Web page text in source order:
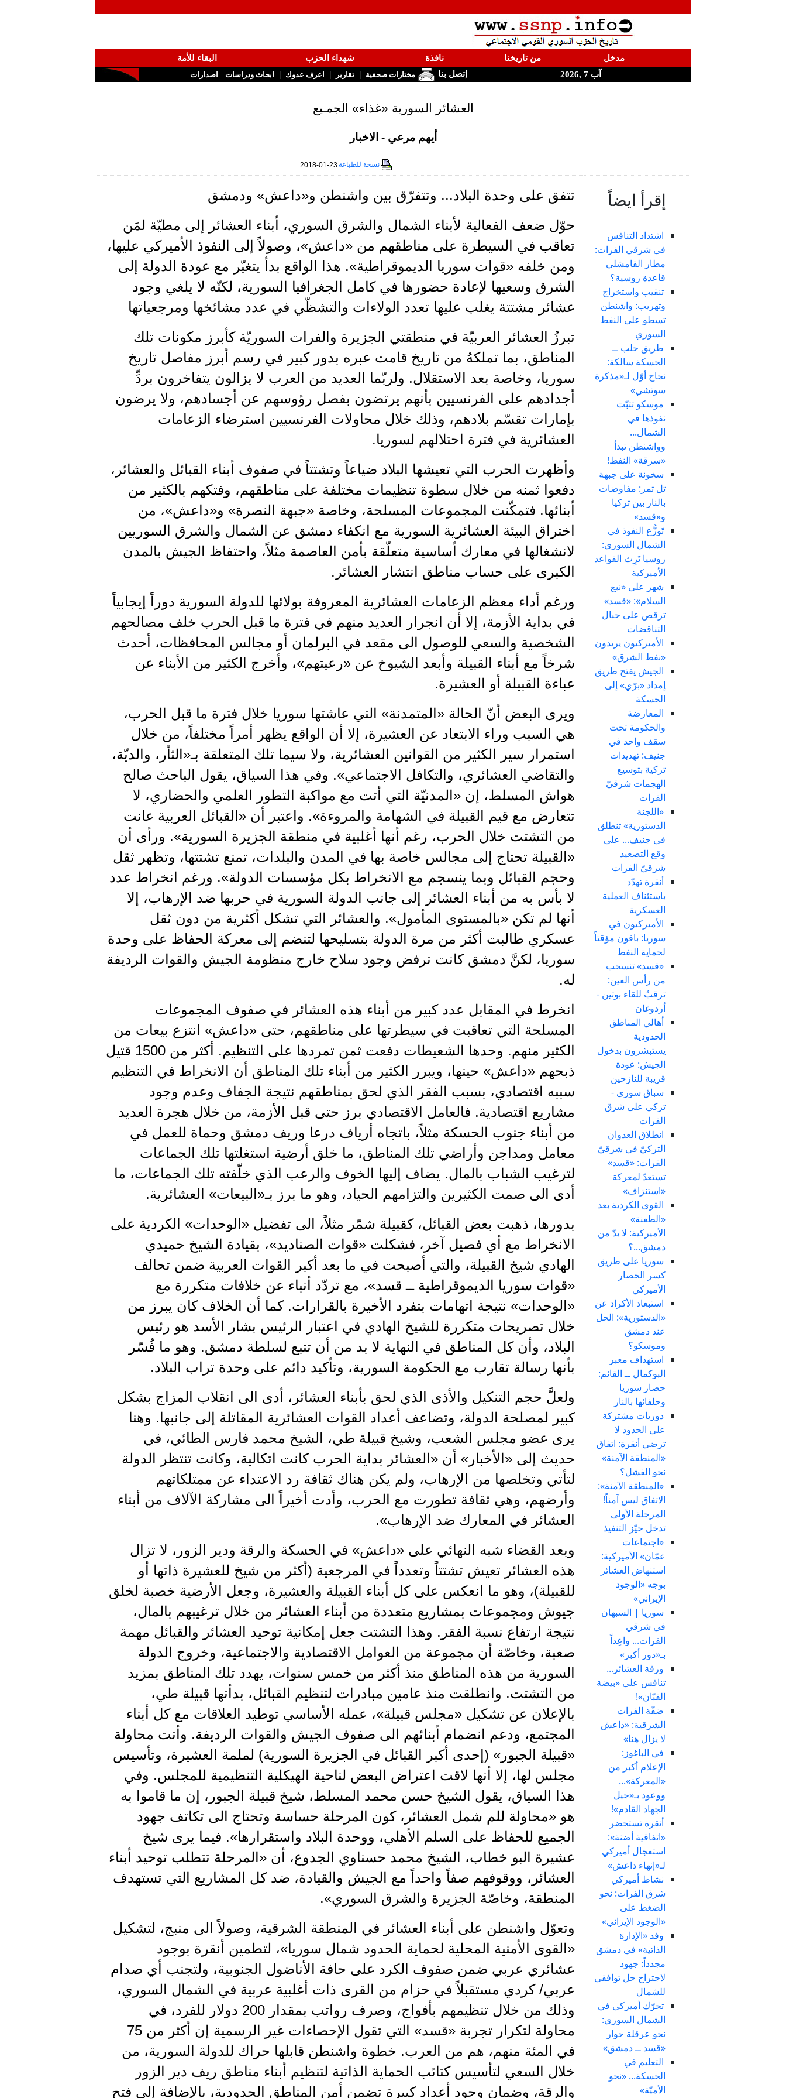
مدخل من تاريخنا نافذة شهداء الحزب
البقاء للأمة
آب 7 ,2026
إتصل بنا مختارات صحفية | تقارير | اعرف عدوك | ابحاث ودراسات اصدارات
العشائر السورية «غذاء» الجمـيع
أيهم مرعي - الاخبار
نسخة للطباعة2018-01-23
إقرأ ايضاً
اشتداد التنافس
في شرقي الفرات:
مطار القامشلي
قاعدة روسية؟
تنقيب واستخراج
وتهريب: واشنطن
تسطو على النفط
السوري
طريق حلب ــ
الحسكة سالكة:
نجاح أوّل لـ«مذكرة
سوتشي»
موسكو تثبّت
نفوذها في
الشمال...
وواشنطن تبدأ
«سرقة» النفط!
سخونة على جبهة
تل تمر: مفاوضات
بالنار بين تركيا
و«قسد»
تَوزُّع النفوذ في
الشمال السوري:
روسيا تَرِث القواعد
الأميركية
شهر على «نبع
السلام»: «قسد»
ترقص على حبال
التناقضات
الأميركيون يريدون
«نفط الشرق»
الجيش يفتح طريق
إمداد «برّي» إلى
الحسكة
المعارضة
والحكومة تحت
سقف واحد في
جنيف: تهديدات
تركية بتوسيع
الهجمات شرقيّ
الفرات
«اللجنة
الدستورية» تنطلق
في جنيف... على
وقع التصعيد
شرقيّ الفرات
أنقرة تهدّد
باستئناف العملية
العسكرية
الأميركيون في
سوريا: باقون مؤقتاً
لحماية النفط
«قسد» تنسحب
من رأس العين:
ترقبٌ للقاء بوتين -
أردوغان
أهالي المناطق
الحدودية
يستبشرون بدخول
الجيش: عودة
قريبة للنازحين
سباق سوري -
تركي على شرق
الفرات
انطلاق العدوان
التركيّ في شرقيّ
الفرات: «قسد»
تستعدّ لمعركة
«استنزاف»
القوى الكردية بعد
«الطعنة»
الأميركية: لا بدّ من
دمشق...؟
سوريا على طريق
كسر الحصار
الأميركي
استبعاد الأكراد عن
«الدستورية»: الحل
عند دمشق
وموسكو؟
استهداف معبر
البوكمال ــ القائم:
حصار سوريا
وحلفائها بالنار
دوريات مشتركة
على الحدود لا
ترضي أنقرة: اتفاق
«المنطقة الآمنة»
نحو الفشل؟
«المنطقة الآمنة»:
الاتفاق ليس آمناً!
المرحلة الأولى
تدخل حيّز التنفيذ
«اجتماعات
عمّان» الأميركية:
استنهاض العشائر
بوجه «الوجود
الإيراني»
سوريا | السبهان
في شرقي
الفرات... واعِداً
بـ«دور أكبر»
ورقة العشائر...
تنافس على «بيضة
القبّان»!
ضفّة الفرات
الشرقية: «داعش
لا يزال هنا»
في الباغوز:
الإعلام أكبر من
«المعركة»...
ووعود بـ«جيل
الجهاد القادم»!
أنقرة تستحضر
«اتفاقية أضنة»:
استعجال أميركي
لـ«إنهاء داعش»
نشاط أميركي
شرق الفرات: نحو
الضغط على
«الوجود الإيراني»
وفد «الإدارة
الذاتية» في دمشق
مجدداً: جهود
لاجتراح حل توافقي
للشمال
تحرّك أميركي في
الشمال السوري:
نحو عرقلة حوار
«قسد ــ دمشق»
التعليم في
الحسكة... «نحو
الأميّة»
تتفق على وحدة البلاد... وتتفرّق بين واشنطن و«داعش» ودمشق
حوّل ضعف الفعالية لأبناء الشمال والشرق السوري، أبناء العشائر إلى مطيّة لمَن
تعاقب في السيطرة على مناطقهم من «داعش»، وصولاً إلى النفوذ الأميركي عليها،
ومن خلفه «قوات سوريا الديموقراطية». هذا الواقع بدأ يتغيّر مع عودة الدولة إلى
الشرق وسعيها لإعادة حضورها في كامل الجغرافيا السورية، لكنّه لا يلغي وجود
عشائر مشتتة يغلب عليها تعدد الولاءات والتشظّي في عدد مشائخها ومرجعياتها
تبرزُ العشائر العربيّة في منطقتي الجزيرة والفرات السوريّة كأبرز مكونات تلك
المناطق، بما تملكهُ من تاريخ قامت عبره بدور كبير في رسم أبرز مفاصل تاريخ
سوريا، وخاصة بعد الاستقلال. ولربّما العديد من العرب لا يزالون يتفاخرون بردِّ
أجدادهم على الفرنسيين بأنهم يرتضون بفصل رؤوسهم عن أجسادهم، ولا يرضون
بإمارات تقسّم بلادهم، وذلك خلال محاولات الفرنسيين استرضاء الزعامات
العشائرية في فترة احتلالهم لسوريا.
وأظهرت الحرب التي تعيشها البلاد ضياعاً وتشتتاً في صفوف أبناء القبائل والعشائر،
دفعوا ثمنه من خلال سطوة تنظيمات مختلفة على مناطقهم، وفتكهم بالكثير من
أبنائها. فتمكّنت المجموعات المسلحة، وخاصة «جبهة النصرة» و«داعش»، من
اختراق البيئة العشائرية السورية مع انكفاء دمشق عن الشمال والشرق السوريين
لانشغالها في معارك أساسية متعلّقة بأمن العاصمة مثلاً، واحتفاظ الجيش بالمدن
الكبرى على حساب مناطق انتشار العشائر.
ورغم أداء معظم الزعامات العشائرية المعروفة بولائها للدولة السورية دوراً إيجابياً
في بداية الأزمة، إلا أن انجرار العديد منهم في فترة ما قبل الحرب خلف مصالحهم
الشخصية والسعي للوصول الى مقعد في البرلمان أو مجالس المحافظات، أحدث
شرخاً مع أبناء القبيلة وأبعد الشيوخ عن «رعيتهم»، وأخرج الكثير من الأبناء عن
عباءة القبيلة أو العشيرة.
ويرى البعض أنّ الحالة «المتمدنة» التي عاشتها سوريا خلال فترة ما قبل الحرب،
هي السبب وراء الابتعاد عن العشيرة، إلا أن الواقع يظهر أمراً مختلفاً، من خلال
استمرار سير الكثير من القوانين العشائرية، ولا سيما تلك المتعلقة بـ«الثأر، والديّة،
والتقاضي العشائري، والتكافل الاجتماعي». وفي هذا السياق، يقول الباحث صالح
هواش المسلط، إن «المدنيّة التي أتت مع مواكبة التطور العلمي والحضاري، لا
تتعارض مع قيم القبيلة في الشهامة والمروءة». واعتبر أن «القبائل العربية عانت
من التشتت خلال الحرب، رغم أنها أغلبية في منطقة الجزيرة السورية». ورأى أن
«القبيلة تحتاج إلى مجالس خاصة بها في المدن والبلدات، تمنع تشتتها، وتظهر ثقل
وحجم القبائل وبما ينسجم مع الانخراط بكل مؤسسات الدولة». ورغم انخراط عدد
لا بأس به من أبناء العشائر إلى جانب الدولة السورية في حربها ضد الإرهاب، إلا
أنها لم تكن «بالمستوى المأمول». والعشائر التي تشكل أكثرية من دون ثقل
عسكري طالبت أكثر من مرة الدولة بتسليحها لتنضم إلى معركة الحفاظ على وحدة
سوريا، لكنَّ دمشق كانت ترفض وجود سلاح خارج منظومة الجيش والقوات الرديفة
له.
انخرط في المقابل عدد كبير من أبناء هذه العشائر في صفوف المجموعات
المسلحة التي تعاقبت في سيطرتها على مناطقهم، حتى «داعش» انتزع بيعات من
الكثير منهم. وحدها الشعيطات دفعت ثمن تمردها على التنظيم. أكثر من 1500 قتيل
ذبحهم «داعش» حينها، ويبرر الكثير من أبناء تلك المناطق أن الانخراط في التنظيم
سببه اقتصادي، بسبب الفقر الذي لحق بمناطقهم نتيجة الجفاف وعدم وجود
مشاريع اقتصادية. فالعامل الاقتصادي برز حتى قبل الأزمة، من خلال هجرة العديد
من أبناء جنوب الحسكة مثلاً، باتجاه أرياف درعا وريف دمشق وحماة للعمل في
معامل ومداجن وأراضي تلك المناطق، ما خلق أرضية استغلتها تلك الجماعات
لترغيب الشباب بالمال. يضاف إليها الخوف والرعب الذي خلّفته تلك الجماعات، ما
أدى الى صمت الكثيرين والتزامهم الحياد، وهو ما برز بـ«البيعات» العشائرية.
بدورها، ذهبت بعض القبائل، كقبيلة شمّر مثلاً، الى تفضيل «الوحدات» الكردية على
الانخراط مع أي فصيل آخر، فشكلت «قوات الصناديد»، بقيادة الشيخ حميدي
الهادي شيخ القبيلة، والتي أصبحت في ما بعد أكبر القوات العربية ضمن تحالف
«قوات سوريا الديموقراطية ــ قسد»، مع تردّد أنباء عن خلافات متكررة مع
«الوحدات» نتيجة اتهامات بتفرد الأخيرة بالقرارات. كما أن الخلاف كان يبرز من
خلال تصريحات متكررة للشيخ الهادي في اعتبار الرئيس بشار الأسد هو رئيس
البلاد، وأن كل المناطق في النهاية لا بد من أن تتبع لسلطة دمشق. وهو ما فُسّر
بأنها رسالة تقارب مع الحكومة السورية، وتأكيد دائم على وحدة تراب البلاد.
ولعلَّ حجم التنكيل والأذى الذي لحق بأبناء العشائر، أدى الى انقلاب المزاج بشكل
كبير لمصلحة الدولة، وتضاعف أعداد القوات العشائرية المقاتلة إلى جانبها. وهنا
يرى عضو مجلس الشعب، وشيخ قبيلة طي، الشيخ محمد فارس الطائي، في
حديث إلى «الأخبار» أن «العشائر بداية الحرب كانت اتكالية، وكانت تنتظر الدولة
لتأتي وتخلصها من الإرهاب، ولم يكن هناك ثقافة رد الاعتداء عن ممتلكاتهم
وأرضهم، وهي ثقافة تطورت مع الحرب، وأدت أخيراً الى مشاركة الآلاف من أبناء
العشائر في المعارك ضد الإرهاب».
وبعد القضاء شبه النهائي على «داعش» في الحسكة والرقة ودير الزور، لا تزال
هذه العشائر تعيش تشتتاً وتعدداً في المرجعية (أكثر من شيخ للعشيرة ذاتها أو
للقبيلة)، وهو ما انعكس على كل أبناء القبيلة والعشيرة، وجعل الأرضية خصبة لخلق
جيوش ومجموعات بمشاريع متعددة من أبناء العشائر من خلال ترغيبهم بالمال،
نتيجة ارتفاع نسبة الفقر. وهذا التشتت جعل إمكانية توحيد العشائر والقبائل مهمة
صعبة، وخاصّة أن مجموعة من العوامل الاقتصادية والاجتماعية، وخروج الدولة
السورية من هذه المناطق منذ أكثر من خمس سنوات، يهدد تلك المناطق بمزيد
من التشتت. وانطلقت منذ عامين مبادرات لتنظيم القبائل، بدأتها قبيلة طي،
بالإعلان عن تشكيل «مجلس قبيلة»، عمله الأساسي توطيد العلاقات مع كل أبناء
المجتمع، ودعم انضمام أبنائهم الى صفوف الجيش والقوات الرديفة. وأتت محاولة
«قبيلة الجبور» (إحدى أكبر القبائل في الجزيرة السورية) لملمة العشيرة، وتأسيس
مجلس لها، إلا أنها لاقت اعتراض البعض لناحية الهيكلية التنظيمية للمجلس. وفي
هذا السياق، يقول الشيخ حسن محمد المسلط، شيخ قبيلة الجبور، إن ما قاموا به
هو «محاولة للم شمل العشائر، كون المرحلة حساسة وتحتاج الى تكاتف جهود
الجميع للحفاظ على السلم الأهلي، ووحدة البلاد واستقرارها». فيما يرى شيخ
عشيرة البو خطاب، الشيخ محمد حسناوي الجدوع، أن «المرحلة تتطلب توحيد أبناء
العشائر، ووقوفهم صفاً واحداً مع الجيش والقيادة، ضد كل المشاريع التي تستهدف
المنطقة، وخاصّة الجزيرة والشرق السوري».
وتعوّل واشنطن على أبناء العشائر في المنطقة الشرقية، وصولاً الى منبج، لتشكيل
«القوى الأمنية المحلية لحماية الحدود شمال سوريا»، لتطمين أنقرة بوجود
عشائري عربي ضمن صفوف الكرد على حافة الأناضول الجنوبية، ولتجنب أي صدام
عربي/ كردي مستقبلاً في حزام من القرى ذات أغلبية عربية في الشمال السوري،
وذلك من خلال تنظيمهم بأفواج، وصرف رواتب بمقدار 200 دولار للفرد، في
محاولة لتكرار تجربة «قسد» التي تقول الإحصاءات غير الرسمية إن أكثر من 75
في المئة منهم، هم من العرب. خطوة واشنطن قابلها حراك للدولة السورية، من
خلال السعي لتأسيس كتائب الحماية الذاتية لتنظيم أبناء مناطق ريف دير الزور
والرقة، وضمان وجود أعداد كبيرة تضمن أمن المناطق الحدودية، بالإضافة إلى فتح